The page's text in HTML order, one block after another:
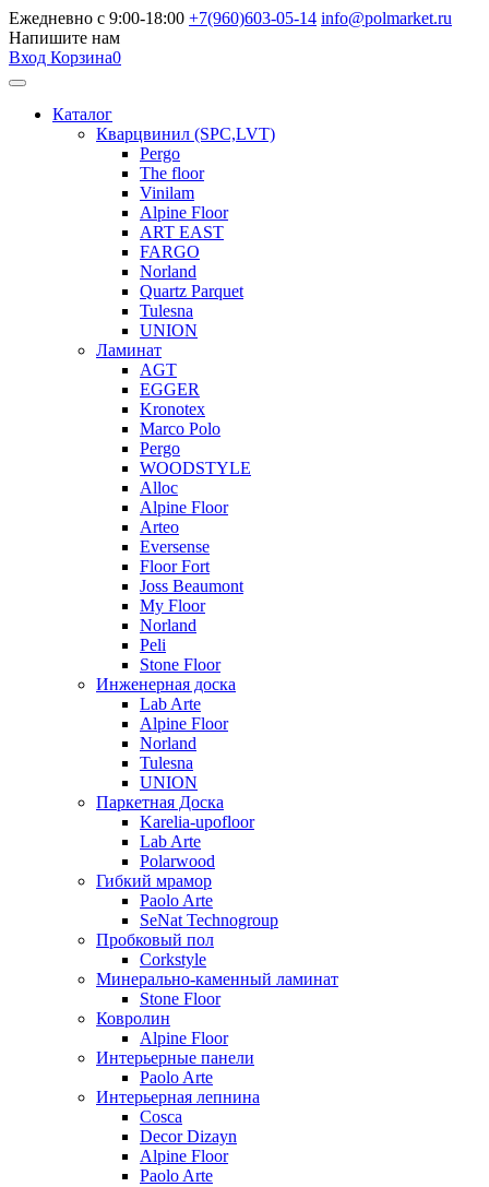
Ежедневно с 9:00-18:00 +7(960)603-05-14 info@polmarket.ru
Напишите нам
Вход Корзина0
Каталог
Кварцвинил (SPC,LVT)
Pergo
The floor
Vinilam
Alpine Floor
ART EAST
FARGO
Norland
Quartz Parquet
Tulesna
UNION
Ламинат
AGT
EGGER
Kronotex
Marco Polo
Pergo
WOODSTYLE
Alloc
Alpine Floor
Arteo
Eversense
Floor Fort
Joss Beaumont
My Floor
Norland
Peli
Stone Floor
Инженерная доска
Lab Arte
Alpine Floor
Norland
Tulesna
UNION
Паркетная Доска
Karelia-upofloor
Lab Arte
Polarwood
Гибкий мрамор
Paolo Arte
SeNat Technogroup
Пробковый пол
Corkstyle
Минерально-каменный ламинат
Stone Floor
Ковролин
Alpine Floor
Интерьерные панели
Paolo Arte
Интерьерная лепнина
Cosca
Decor Dizayn
Alpine Floor
Paolo Arte